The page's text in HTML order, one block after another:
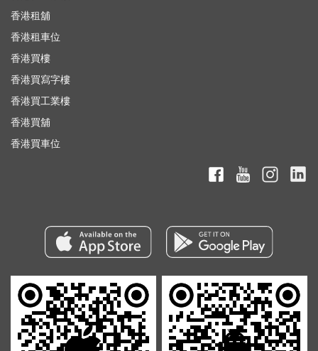
香港租舖
香港租車位
香港買樓
香港買寫字樓
香港買工業樓
香港買舖
香港買車位